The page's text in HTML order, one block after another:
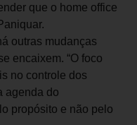
que o home office
outras mudanças
encaixem. “O foco
no controle dos
agenda do
propósito e não pelo